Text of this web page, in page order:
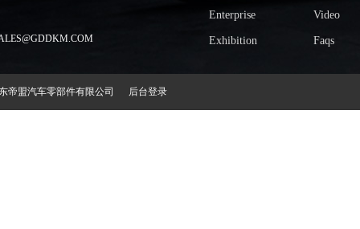
Enterprise
Exhibition
Video
Faqs
帝盟汽车零部件有限公司 后台登录